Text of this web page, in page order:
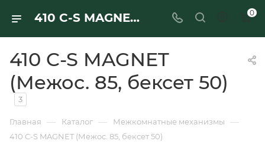
410 C-S MAGNET (Межос. 85, бексет 50) - купить в интернет-магазине Ferre 0
410 C-S MAGNET
(Межос. 85, бексет 50)
3
Главная — Каталог — Межкомнатные механизмы —
410 C-S MAGNET (Межос. 85, бексет 50)